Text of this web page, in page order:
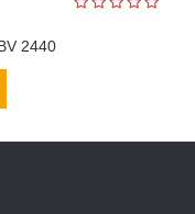
2440